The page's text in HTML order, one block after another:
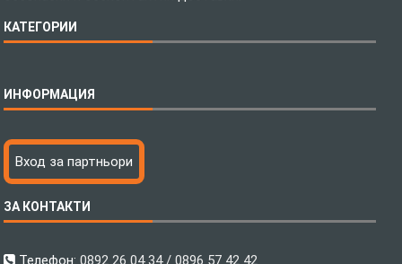
КАТЕГОРИИ
Бебешки спални комплекти
Тениски с пълноцветен печат
Хавлиени кърпи
Пончо за водни спортове
Микрофибърни Велурени Кърпи
ИНФОРМАЦИЯ
Технология на печатане
Файлове за печат
Как да поръчам?
С какво сме различни?
Вход за партньори
ЗА КОНТАКТИ
Телефон:0892 26 04 34 / 0896 57 42 42